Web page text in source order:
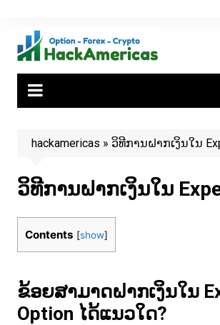
content
hackamericas » ວິທີການຝາກເງິນໃນ
ວິທີການຝາກເງິນໃນ
Contents [show]
ຂ້ອຍສາມາດຝາກເງິນໃນ
Option ໄດ້ແນວໃດ?